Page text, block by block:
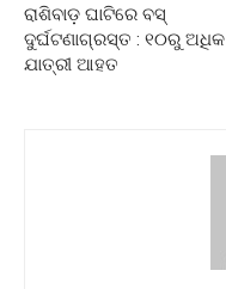
ରାଶିବାଡ଼ ଘାଟିରେ ବସ୍
ଦୁର୍ଘଟଣାଗ୍ରସ୍ତ : ୧୦ରୁ ଅଧିକ
ଯାତ୍ରୀ ଆହତ